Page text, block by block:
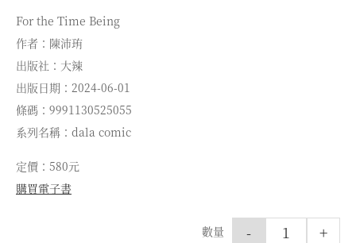
For the Time Being
作者：陳沛珛
出版社：大辣
出版日期：2024-06-01
條碼：9991130525055
系列名稱：dala comic
定價：580元
購買電子書
數量 +
-